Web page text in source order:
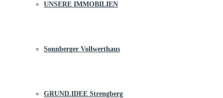
UNSERE IMMOBILIEN
Sonnberger Vollwerthaus
GRUND.IDEE Strengberg